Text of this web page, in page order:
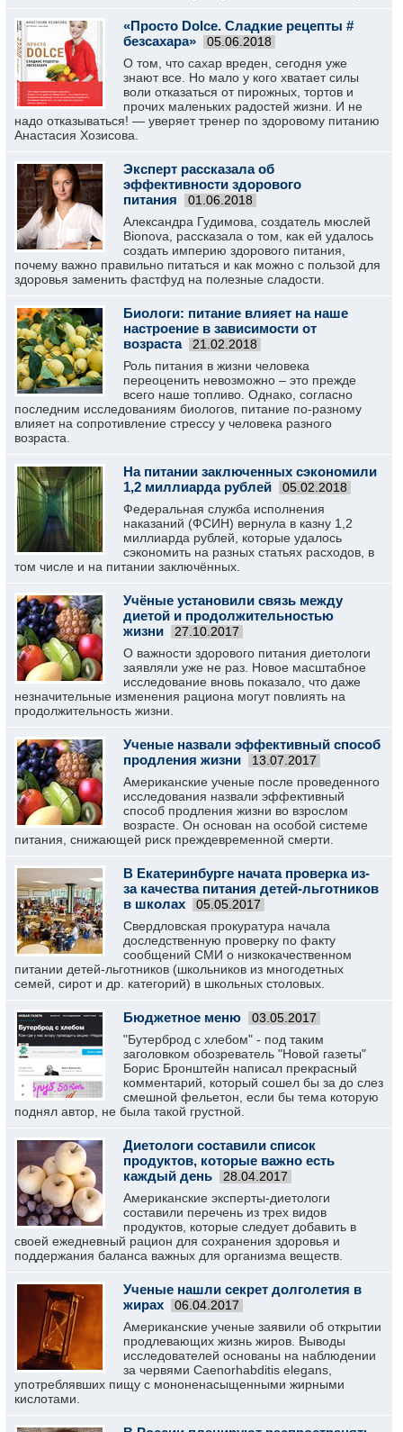
«Просто Dolce. Сладкие рецепты #
безсахара»
05.06.2018
О том, что сахар вреден, сегодня уже
знают все. Но мало у кого хватает силы
воли отказаться от пирожных, тортов и
прочих маленьких радостей жизни. И не
надо отказываться! — уверяет тренер по здоровому питанию
Анастасия Хозисова.
Эксперт рассказала об
эффективности здорового
питания
01.06.2018
Александра Гудимова, создатель мюслей
Bionova, рассказала о том, как ей удалось
создать империю здорового питания,
почему важно правильно питаться и как можно с пользой для
здоровья заменить фастфуд на полезные сладости.
Биологи: питание влияет на наше
настроение в зависимости от
возраста
21.02.2018
Роль питания в жизни человека
переоценить невозможно – это прежде
всего наше топливо. Однако, согласно
последним исследованиям биологов, питание по-разному
влияет на сопротивление стрессу у человека разного
возраста.
На питании заключенных сэкономили
1,2 миллиарда рублей
05.02.2018
Федеральная служба исполнения
наказаний (ФСИН) вернула в казну 1,2
миллиарда рублей, которые удалось
сэкономить на разных статьях расходов, в
том числе и на питании заключённых.
Учёные установили связь между
диетой и продолжительностью
жизни
27.10.2017
О важности здорового питания диетологи
заявляли уже не раз. Новое масштабное
исследование вновь показало, что даже
незначительные изменения рациона могут повлиять на
продолжительность жизни.
Ученые назвали эффективный способ
продления жизни
13.07.2017
Американские ученые после проведенного
исследования назвали эффективный
способ продления жизни во взрослом
возрасте. Он основан на особой системе
питания, снижающей риск преждевременной смерти.
В Екатеринбурге начата проверка из-
за качества питания детей-льготников
в школах
05.05.2017
Свердловская прокуратура начала
доследственную проверку по факту
сообщений СМИ о низкокачественном
питании детей-льготников (школьников из многодетных
семей, сирот и др. категорий) в школьных столовых.
Бюджетное меню 03.05.2017
"Бутерброд с хлебом" - под таким
заголовком обозреватель "Новой газеты"
Борис Бронштейн написал прекрасный
комментарий, который сошел бы за до слез
смешной фельетон, если бы тема которую
поднял автор, не была такой грустной.
Диетологи составили список
продуктов, которые важно есть
каждый день
28.04.2017
Американские эксперты-диетологи
составили перечень из трех видов
продуктов, которые следует добавить в
своей ежедневный рацион для сохранения здоровья и
поддержания баланса важных для организма веществ.
Ученые нашли секрет долголетия в
жирах
06.04.2017
Американские ученые заявили об открытии
продлевающих жизнь жиров. Выводы
исследователей основаны на наблюдении
за червями Caenorhabditis elegans,
употреблявших пищу с мононенасыщенными жирными
кислотами.